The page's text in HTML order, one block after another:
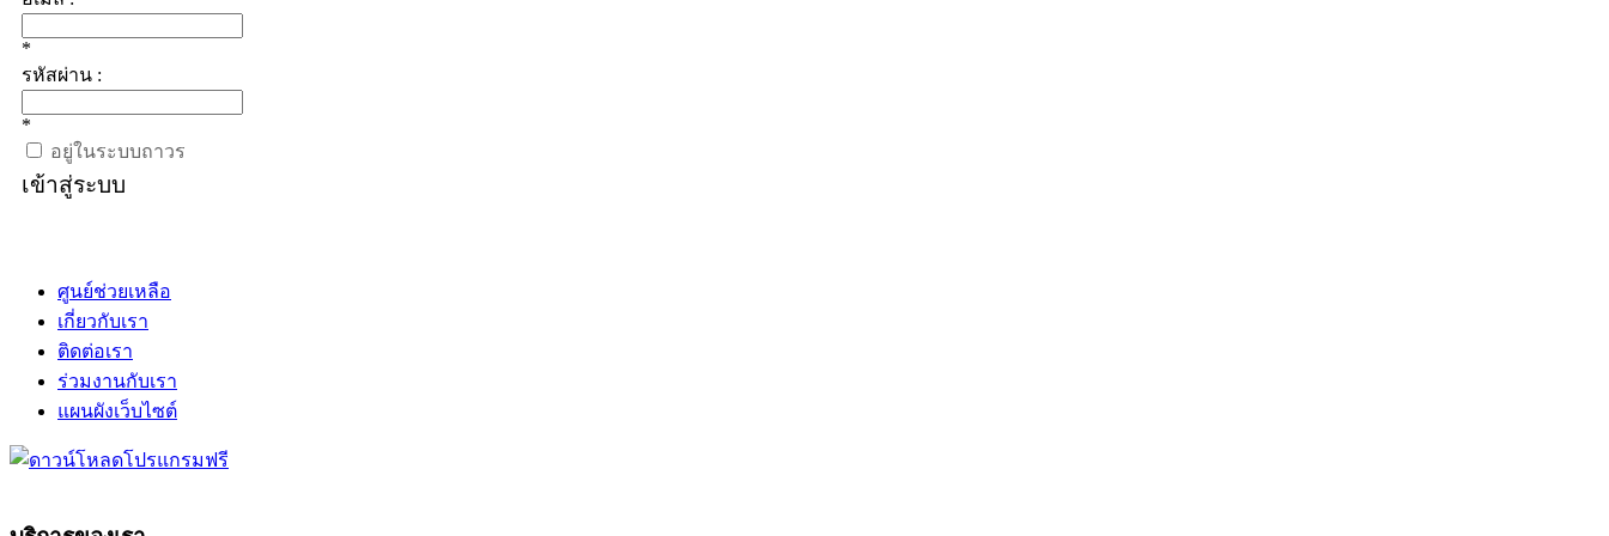
*
รหัสผ่าน :
*
อยู่ในระบบถาวร
เข้าสู่ระบบ
ศูนย์ช่วยเหลือ
เกี่ยวกับเรา
ติดต่อเรา
ร่วมงานกับเรา
แผนผังเว็บไซต์